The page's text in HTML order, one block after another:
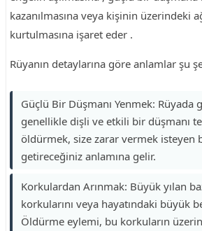
kazanılmasına veya kişinin üzerindeki
kurtulmasına işaret eder .
Rüyanın detaylarına göre anlamlar şu
Güçlü Bir Düşmanı Yenmek: Rüyada
genellikle dişli ve etkili bir düşmanı
öldürmek, size zarar vermek isteyen
getireceğiniz anlamına gelir.
Korkulardan Arınmak: Büyük yılan
korkularını veya hayatındaki büyük
Öldürme eylemi, bu korkuların